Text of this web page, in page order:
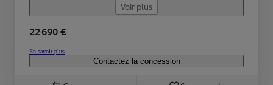
Voir plus
22 690 €
En savoir plus
Contactez la concession